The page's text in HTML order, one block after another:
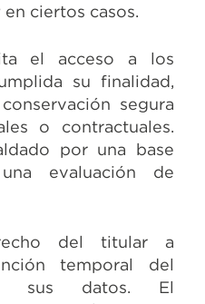
ciertos casos.
el acceso a los
su finalidad,
segura
o contractuales.
por una base
evaluación de
del titular a
temporal del
sus datos. El